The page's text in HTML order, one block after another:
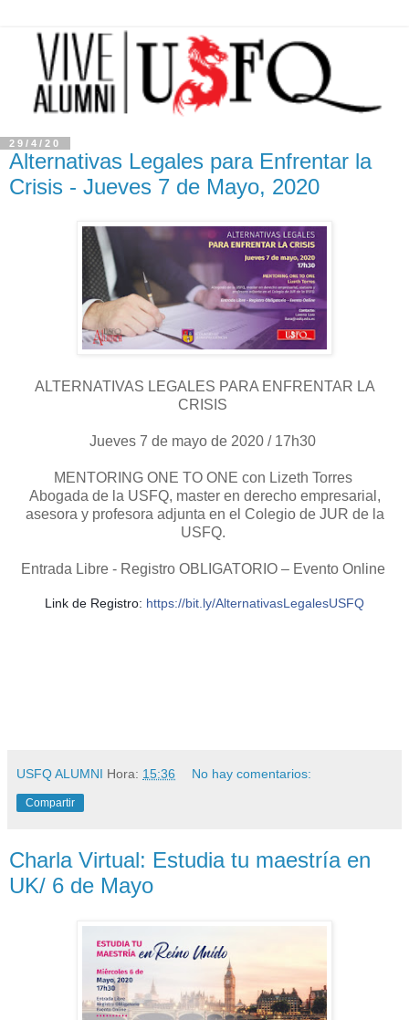
29/4/20
Alternativas Legales para Enfrentar la
Crisis - Jueves 7 de Mayo, 2020
ALTERNATIVAS LEGALES PARA ENFRENTAR LA
CRISIS
Jueves 7 de mayo de 2020 / 17h30
MENTORING ONE TO ONE con Lizeth Torres
Abogada de la USFQ, master en derecho empresarial,
asesora y profesora adjunta en el Colegio de JUR de la
USFQ.
Entrada Libre - Registro OBLIGATORIO – Evento Online
Link de Registro: https://bit.ly/AlternativasLegalesUSFQ
USFQ ALUMNI Hora: 15:36 No hay comentarios:
Compartir
Charla Virtual: Estudia tu maestría en
UK/ 6 de Mayo